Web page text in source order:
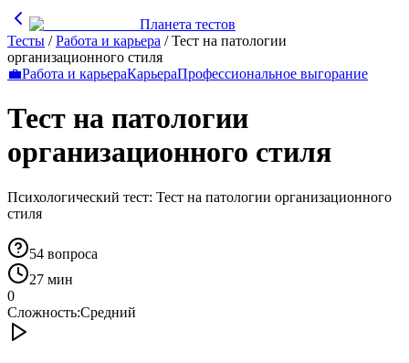
Планета тестов
Тесты /Работа и карьера /Тест на патологии
организационного стиля
💼Работа и карьераКарьераПрофессиональное выгорание
Тест на патологии
организационного стиля
Психологический тест: Тест на патологии организационного
стиля
54 вопроса
27 мин
0
Сложность:Средний